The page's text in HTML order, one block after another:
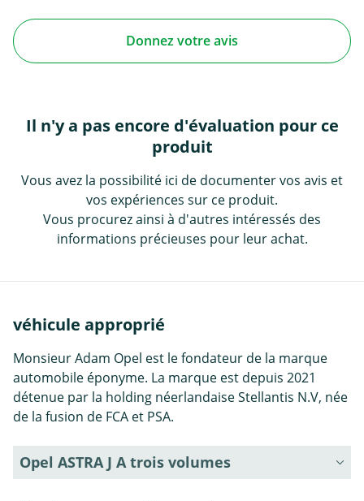
Donnez votre avis
Il n'y a pas encore d'évaluation pour ce
produit
Vous avez la possibilité ici de documenter vos avis et
vos expériences sur ce produit.
Vous procurez ainsi à d'autres intéressés des
informations précieuses pour leur achat.
véhicule approprié
Monsieur Adam Opel est le fondateur de la marque
automobile éponyme. La marque est depuis 2021
détenue par la holding néerlandaise Stellantis N.V, née
de la fusion de FCA et PSA.
Opel ASTRA J A trois volumes